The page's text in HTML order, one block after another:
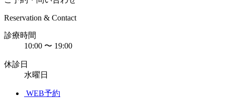
Reservation & Contact
診療時間
10:00 〜 19:00
休診日
水曜日
WEB予約